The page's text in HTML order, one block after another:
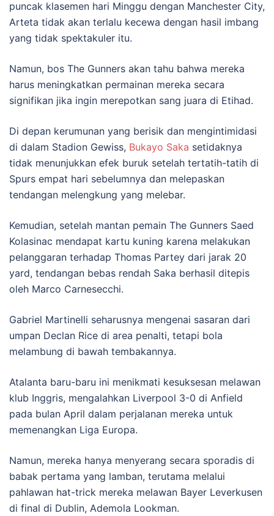
puncak klasemen hari Minggu dengan Manchester City,
Arteta tidak akan terlalu kecewa dengan hasil imbang
yang tidak spektakuler itu.
Namun, bos The Gunners akan tahu bahwa mereka
harus meningkatkan permainan mereka secara
signifikan jika ingin merepotkan sang juara di Etihad.
Di depan kerumunan yang berisik dan mengintimidasi
di dalam Stadion Gewiss, Bukayo Saka setidaknya
tidak menunjukkan efek buruk setelah tertatih-tatih di
Spurs empat hari sebelumnya dan melepaskan
tendangan melengkung yang melebar.
Kemudian, setelah mantan pemain The Gunners Saed
Kolasinac mendapat kartu kuning karena melakukan
pelanggaran terhadap Thomas Partey dari jarak 20
yard, tendangan bebas rendah Saka berhasil ditepis
oleh Marco Carnesecchi.
Gabriel Martinelli seharusnya mengenai sasaran dari
umpan Declan Rice di area penalti, tetapi bola
melambung di bawah tembakannya.
Atalanta baru-baru ini menikmati kesuksesan melawan
klub Inggris, mengalahkan Liverpool 3-0 di Anfield
pada bulan April dalam perjalanan mereka untuk
memenangkan Liga Europa.
Namun, mereka hanya menyerang secara sporadis di
babak pertama yang lamban, terutama melalui
pahlawan hat-trick mereka melawan Bayer Leverkusen
di final di Dublin, Ademola Lookman.